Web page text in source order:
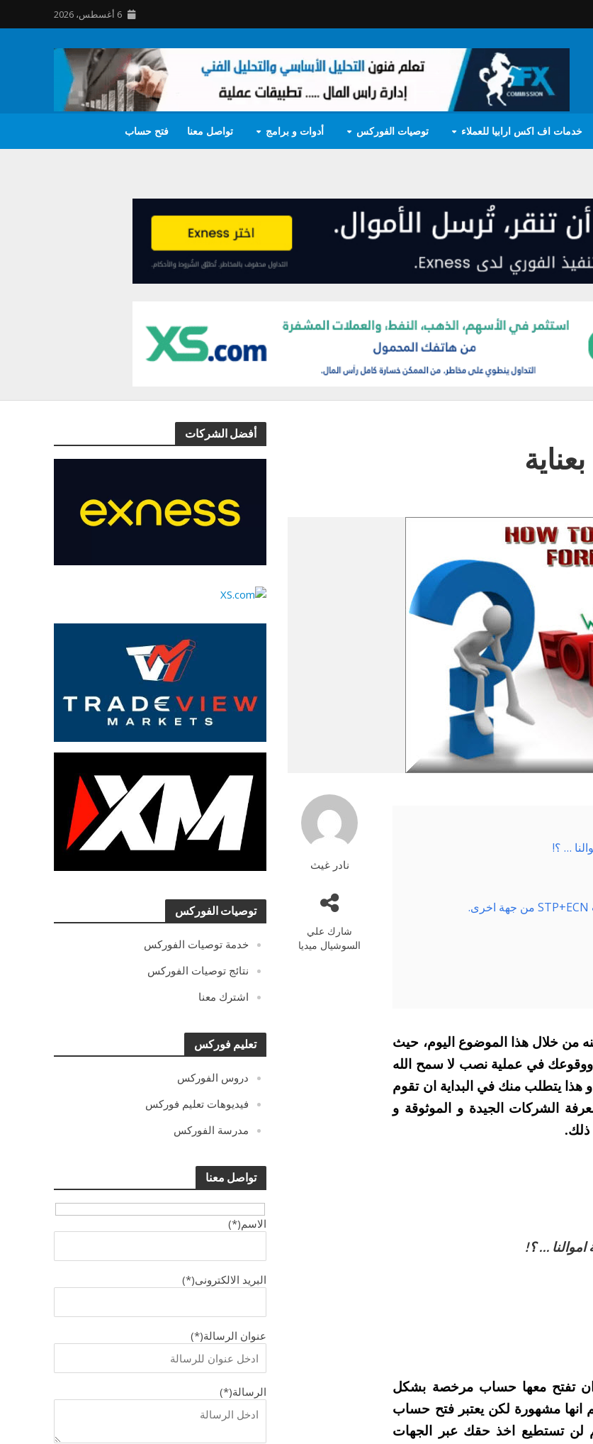
6 أغسطس، 2026
خدمات اف اكس ارابيا للعملاء توصيات الفوركس أدوات و برامج تواصل معنا فتح حساب
أفضل الشركات
توصيات الفوركس
خدمة توصيات الفوركس
نتائج توصيات الفوركس
اشترك معنا
تعليم فوركس
دروس الفوركس
فيديوهات تعليم فوركس
مدرسة الفوركس
تواصل معنا
الاسم(*)
البريد الالكترونى(*)
عنوان الرسالة(*)
الرسالة(*)
نادر غيث
شارك علي
السوشيال ميديا
من خلال هذا الموضوع اليوم، حيث
ووقوعك في عملية نصب لا سمح الله
هذا يتطلب منك في البداية ان تقوم
الشركات الجيدة و الموثوقة و
ذلك.
ان تفتح معها حساب مرخصة بشكل
انها مشهورة لكن يعتبر فتح حساب
تستطيع اخذ حقك عبر الجهات